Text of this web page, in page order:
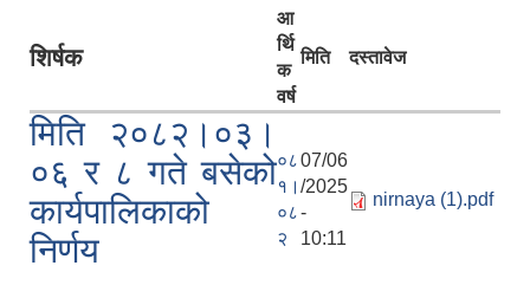
शिर्षक
आ
र्थि
क
वर्ष
मिति दस्तावेज
मिति २०८२।०३।
०६ र ८ गते बसेको
कार्यपालिकाको
निर्णय
०८
१।
०८
२
07/06
/2025
-
10:11
nirnaya (1).pdf